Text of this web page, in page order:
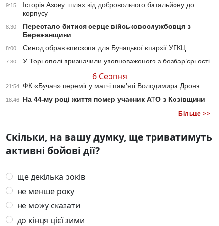
9:15
Історія Азову: шлях від добровольчого батальйону до
корпусу
8:30
Перестало битися серце військовослужбовця з
Бережанщини
8:00 Синод обрав єпископа для Бучацької єпархії УГКЦ
7:30 У Тернополі призначили уповноваженого з безбар’єрності
6 Серпня
21:54 ФК «Бучач» переміг у матчі пам’яті Володимира Дроня
18:46 На 44-му році життя помер учасник АТО з Козівщини
Більше >>
Скільки, на вашу думку, ще триватимуть
активні бойові дії?
ще декілька років
не менше року
не можу сказати
до кінця цієї зими